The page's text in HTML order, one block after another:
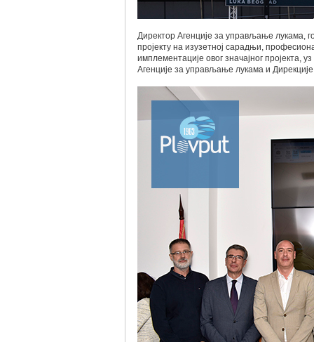
Директор Агенције за управљање лукама,
пројекту на изузетној сарадњи,
имплементације овог значајног пројекта,
Агенције за управљање лукама и